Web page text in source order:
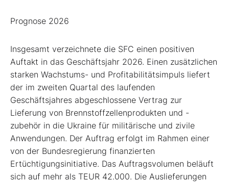
Prognose 2026
Insgesamt verzeichnete die SFC einen positiven
Auftakt in das Geschäftsjahr 2026. Einen zusätzlichen
starken Wachstums- und Profitabilitätsimpuls liefert
der im zweiten Quartal des laufenden
Geschäftsjahres abgeschlossene Vertrag zur
Lieferung von Brennstoffzellenprodukten und -
zubehör in die Ukraine für militärische und zivile
Anwendungen. Der Auftrag erfolgt im Rahmen einer
von der Bundesregierung finanzierten
Ertüchtigungsinitiative. Das Auftragsvolumen beläuft
sich auf mehr als TEUR 42.000. Die Auslieferungen